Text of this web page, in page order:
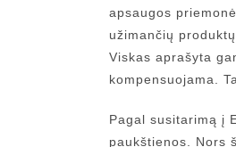
apsaugos
užimančių
Viskas aprašyta
kompensuojama.
Pagal susitarimą į
paukštienos. Nors